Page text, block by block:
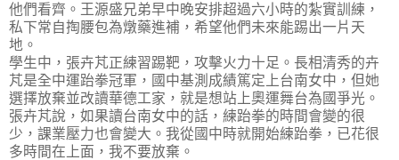
他們看齊。王源盛兄弟早中晚安排超過六小時的紮實訓練，
私下常自掏腰包為燉藥進補，希望他們未來能踢出一片天
地。
學生中，張卉芃正練習踢靶，攻擊火力十足。長相清秀的卉
芃是全中運跆拳冠軍，國中基測成績篤定上台南女中，但她
選擇放棄並改讀華德工家，就是想站上奧運舞台為國爭光。
張卉芃說，如果讀台南女中的話，練跆拳的時間會變的很
少，課業壓力也會變大。我從國中時就開始練跆拳，已花很
多時間在上面，我不要放棄。